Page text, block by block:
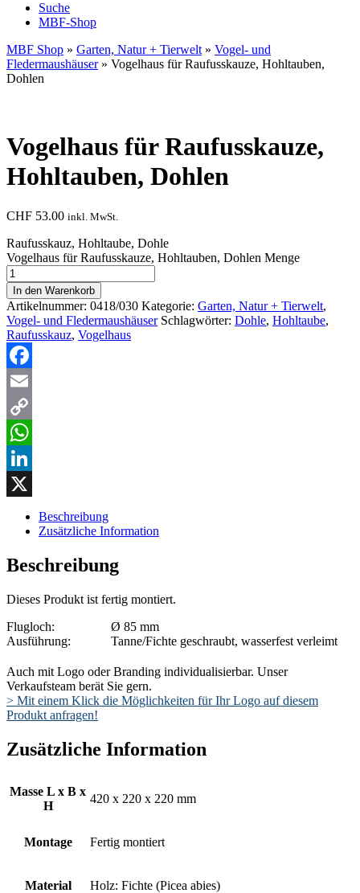
Suche
MBF-Shop
MBF Shop » Garten, Natur + Tierwelt » Vogel- und
Fledermaushäuser» Vogelhaus für Raufusskauze, Hohltauben,
Dohlen
Vogelhaus für Raufusskauze,
Hohltauben, Dohlen
CHF 53.00 inkl. MwSt.
Raufusskauz, Hohltaube, Dohle
Vogelhaus für Raufusskauze, Hohltauben, Dohlen Menge
In den Warenkorb
Artikelnummer: 0418/030 Kategorie: Garten, Natur + Tierwelt,
Vogel- und Fledermaushäuser Schlagwörter: Dohle, Hohltaube,
Raufusskauz, Vogelhaus
Facebook
Email
Copy
Link
WhatsApp
LinkedIn
Beschreibung
Zusätzliche Information
Beschreibung
Dieses Produkt ist fertig montiert.
Flugloch:
Ø 85 mm
Ausführung:
Tanne/Fichte geschraubt, wasserfest verleimt
Auch mit Logo oder Branding individualisierbar. Unser
Verkaufsteam berät Sie gern.
> Mit einem Klick die Möglichkeiten für Ihr Logo auf diesem
Produkt anfragen!
Zusätzliche Information
Masse L x B x
H
420 x 220 x 220 mm
Montage Fertig montiert
Material Holz: Fichte (Picea abies)